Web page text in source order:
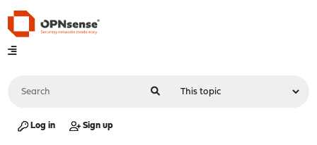
Log in Sign up